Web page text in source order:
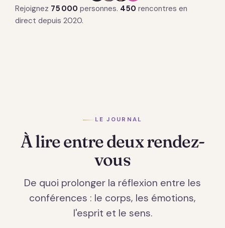
Rejoignez 75 000 personnes. 450 rencontres en
direct depuis 2020.
LE JOURNAL
À lire entre deux rendez-
vous
De quoi prolonger la réflexion entre les
conférences : le corps, les émotions,
l'esprit et le sens.